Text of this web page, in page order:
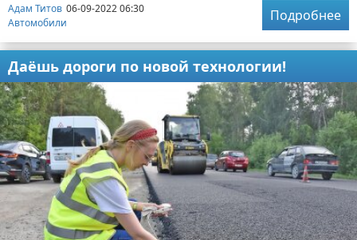
Адам Титов 06-09-2022 06:30
Автомобили
Подробнее
Даёшь дороги по новой технологии!